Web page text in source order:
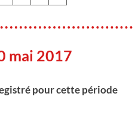
mai 2017
pour cette période